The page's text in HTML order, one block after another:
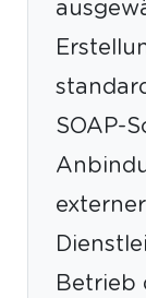
SOAP-
Betrieb